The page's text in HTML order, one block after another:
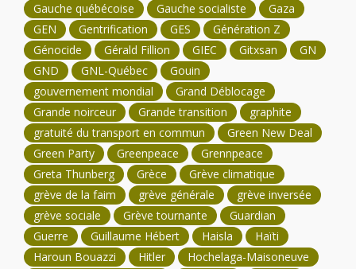
Gauche québécoise
Gauche socialiste
Gaza
GEN
Gentrification GES
Génération Z
Génocide
Gérald Fillion GIEC Gitxsan
GN
GND
GNL-Québec
Gouin
gouvernement mondial
Grand Déblocage
Grande noirceur
Grande transition
graphite
gratuité du transport en commun
Green New Deal
Green Party
Greenpeace
Grennpeace
Greta Thunberg
Grèce
Grève climatique
grève de la faim
grève générale
grève inversée
grève sociale
Grève tournante
Guardian
Guerre
Guillaume Hébert Haisla
Haïti
Haroun Bouazzi
Hitler
Hochelaga-Maisoneuve